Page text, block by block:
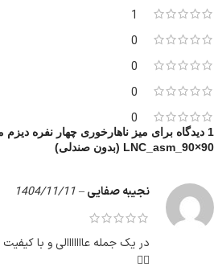
1
0
0
0
0
1 دیدگاه برای
میز ناهارخوری چهار نفره دیزم
LNC_asm_90×90 (بدون صندلی)
نجیبه صفایی–
1404/11/11
در یک جمله عااااااالی و با
👍🏻